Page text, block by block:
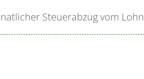
Steuerabzug vom Lohn